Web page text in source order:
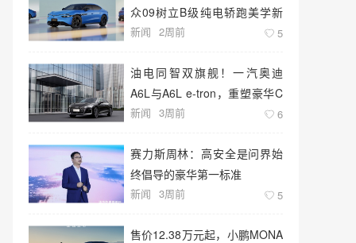
众09树立B级纯电轿跑美学新
标杆
新闻 2周前 5
油电同智双旗舰！一汽奥迪
A6L与A6L e-tron，重塑豪华C
级新标准
新闻 3周前 6
赛力斯周林：高安全是问界始
终倡导的豪华第一标准
新闻 3周前 5
售价12.38万元起，小鹏MONA